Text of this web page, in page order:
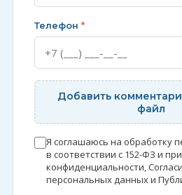
Телефон *
Добавить
файл
Я соглашаюсь на обработку
в соответствии с 152-ФЗ и
конфиденциальности,
персональных данныхи